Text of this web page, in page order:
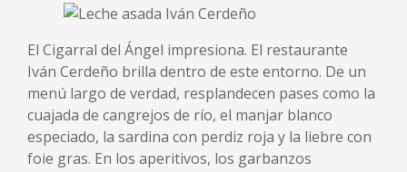
El Cigarral del Ángel impresiona. El restaurante
Iván Cerdeño brilla dentro de este entorno. De un
menú largo de verdad, resplandecen pases como la
cuajada de cangrejos de río, el manjar blanco
especiado, la sardina con perdiz roja y la liebre con
foie gras. En los aperitivos, los garbanzos